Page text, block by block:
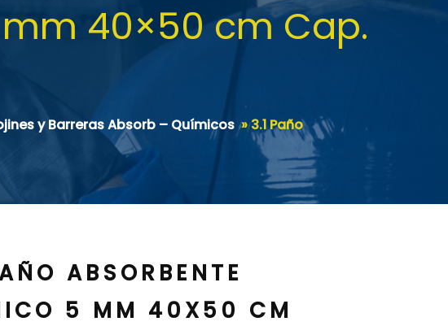
40×50 cm Cap.
y Barreras Absorb – Químicos »3.1 Paño
ABSORBENTE
5 MM 40X50 CM